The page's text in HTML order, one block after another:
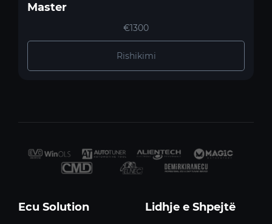
Master
€1300
Rishikimi
Ecu Solution Lidhje e Shpejtë